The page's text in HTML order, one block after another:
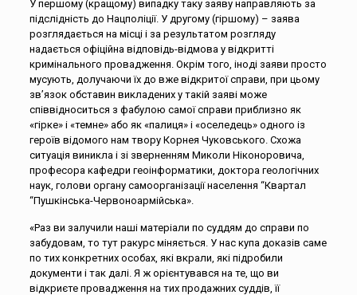
У першому (кращому) випадку таку заяву направляють за
підслідність до Нацполіції. У другому (гіршому) – заява
розглядається на місці і за результатом розгляду
надається офіційна відповідь-відмова у відкритті
кримінального провадження. Окрім того, іноді заяви просто
мусують, долучаючи їх до вже відкритої справи, при цьому
зв’язок обставин викладених у такій заяві може
співвідноситься з фабулою самої справи приблизно як
«гірке» і «темне» або як «палиця» і «оселедець» одного із
героїв відомого нам твору Корнея Чуковського. Схожа
ситуація виникла і зі зверненням Миколи Ніконоровича,
професора кафедри геоінформатики, доктора геологічних
наук, голови органу самоорганізації населення “Квартал
“Пушкінська-Червоноармійська».
«Раз ви залучили наші матеріали по суддям до справи по
забудовам, то тут ракурс міняється. У нас купа доказів саме
по тих конкретних особах, які вкрали, які підробили
документи і так далі. Я ж орієнтувався на те, що ви
відкриєте провадження на тих продажних суддів, її